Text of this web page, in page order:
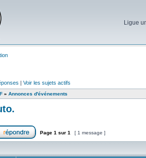
Ligue
| Voir les sujets actifs
» Annonces d'événements
Page 1 sur 1 [ 1 message ]